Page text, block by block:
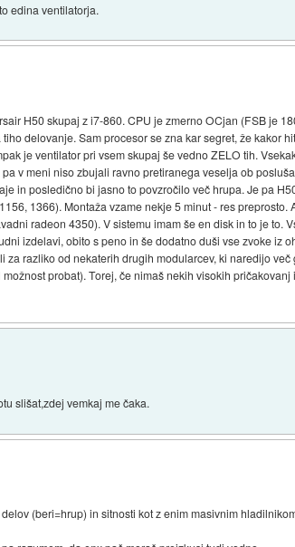
edina ventilatorja.
H50 skupaj z i7-860. CPU je zmerno OCjan (FSB je
delovanje. Sam procesor se zna kar segret, že kakor
je ventilator pri vsem skupaj še vedno ZELO tih.
v meni niso zbujali ravno pretiranega veselja ob
in posledično bi jasno to povzročilo več hrupa. Je pa
1366). Montaža vzame nekje 5 minut - res
radeon 4350). V sistemu imam še en disk in to je to.
izdelavi, obito s peno in še dodatno duši vse zvoke iz
za razliko od nekaterih drugih modularcev, ki naredijo
probat). Torej, če nimaš nekih visokih
slišat,zdej vemkaj me čaka.
(beri=hrup) in sitnosti kot z enim masivnim